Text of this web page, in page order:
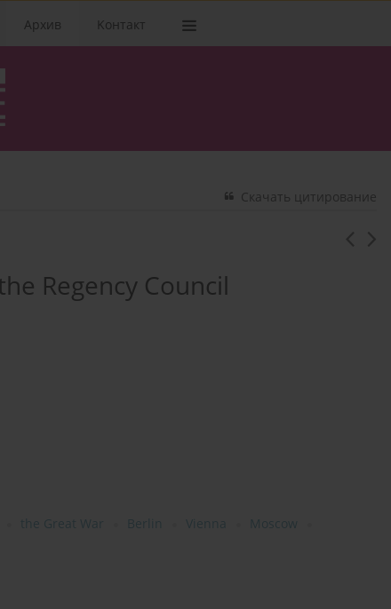
Архив Kонтакт
Скачать цитирование
Regency Council
the Great War Berlin Vienna
Moscow